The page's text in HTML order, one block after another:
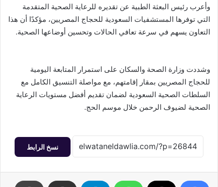
وأعرب رئيس البعثة الطبية عن تقديره للرعاية الصحية المتقدمة
التي توفرها المستشفيات السعودية للحجاج المصريين، مؤكدًا أن هذا
التعاون يسهم في سرعة تعافي الحالات وتحسين أوضاعها الصحية.
وشددت وزارة الصحة والسكان على استمرار المتابعة اليومية
للحجاج المصريين بمقار إقامتهم، مع مواصلة التنسيق الكامل مع
السلطات الصحية السعودية لضمان تقديم أفضل مستويات الرعاية
الصحية لضيوف الرحمن خلال موسم الحج.
نسخ الرابط